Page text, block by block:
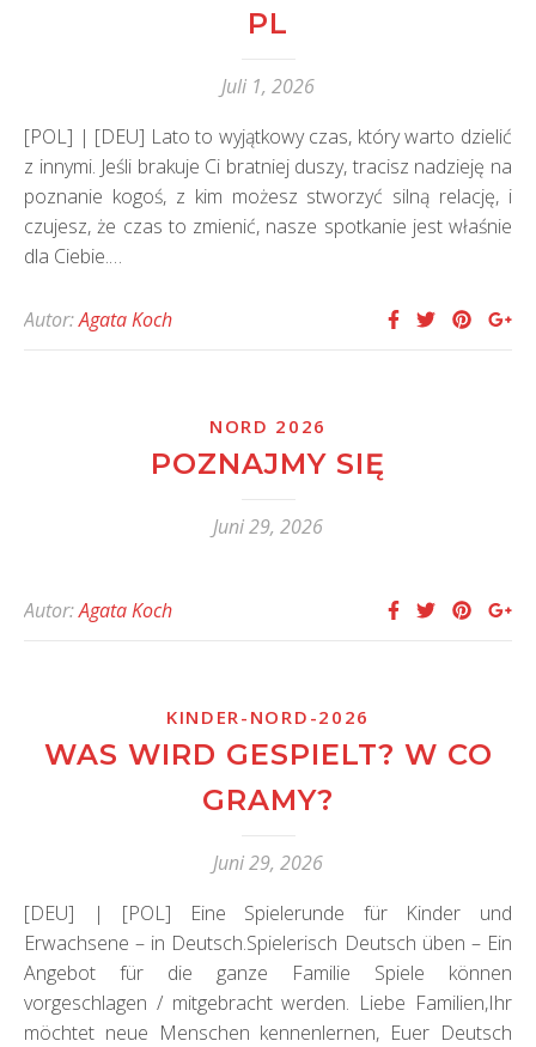
PL
Juli 1, 2026
[POL] | [DEU] Lato to wyjątkowy czas, który warto dzielić
z innymi. Jeśli brakuje Ci bratniej duszy, tracisz nadzieję na
poznanie kogoś, z kim możesz stworzyć silną relację, i
czujesz, że czas to zmienić, nasze spotkanie jest właśnie
dla Ciebie.…
Autor:Agata Koch
NORD 2026
POZNAJMY SIĘ
Juni 29, 2026
Autor:Agata Koch
KINDER-NORD-2026
WAS WIRD GESPIELT? W CO
GRAMY?
Juni 29, 2026
[DEU] | [POL] Eine Spielerunde für Kinder und
Erwachsene – in Deutsch.Spielerisch Deutsch üben – Ein
Angebot für die ganze Familie Spiele können
vorgeschlagen / mitgebracht werden. Liebe Familien,Ihr
möchtet neue Menschen kennenlernen, Euer Deutsch